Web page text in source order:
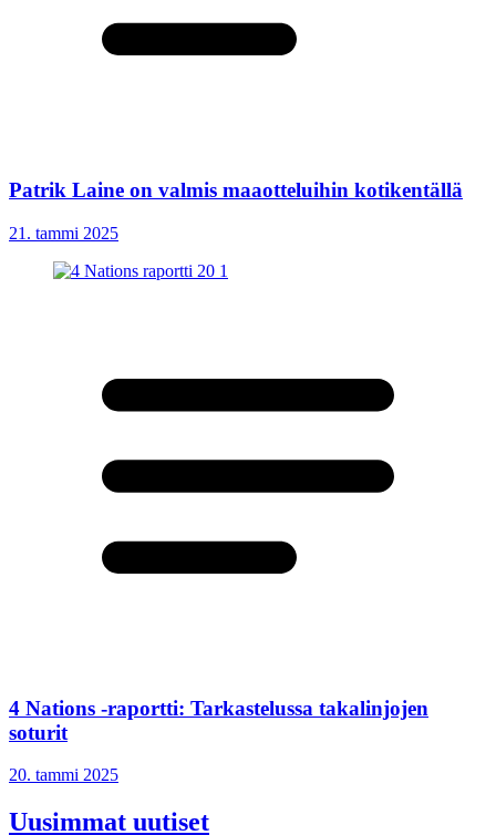
Patrik Laine on valmis maaotteluihin kotikentällä
21. tammi 2025
4 Nations -raportti: Tarkastelussa takalinjojen
soturit
20. tammi 2025
Uusimmat uutiset